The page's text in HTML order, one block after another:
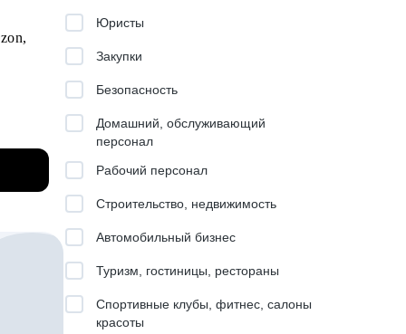
Юристы
Закупки
Безопасность
Домашний, обслуживающий
персонал
Рабочий персонал
Строительство, недвижимость
Автомобильный бизнес
Туризм, гостиницы, рестораны
Спортивные клубы, фитнес, салоны
красоты